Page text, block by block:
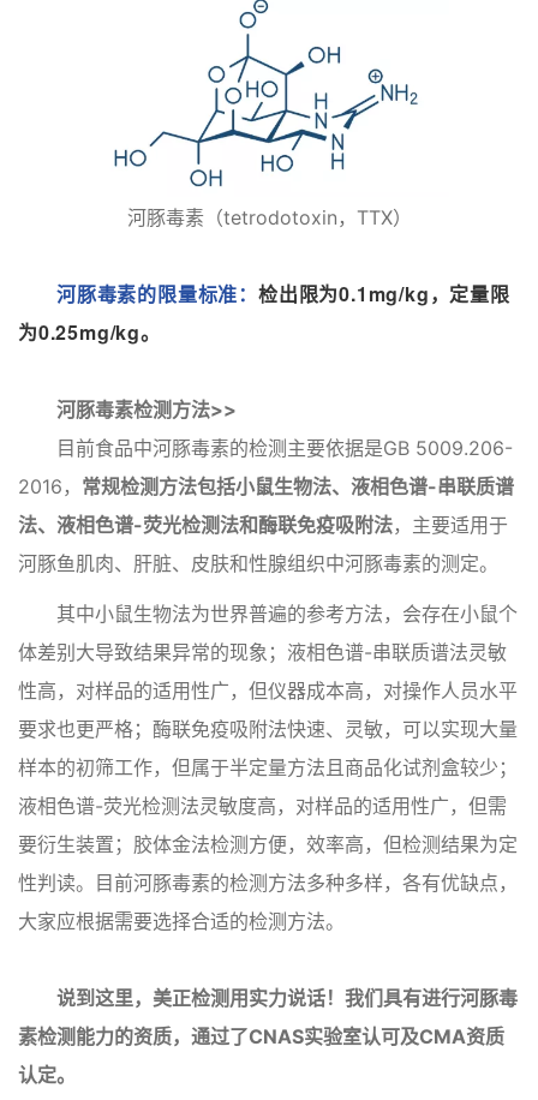
河豚毒素（tetrodotoxin，TTX）
河豚毒素的限量标准：检出限为0.1mg/kg，定量限
为0.25mg/kg。
河豚毒素检测方法>>
目前食品中河豚毒素的检测主要依据是GB 5009.206-
2016， 常规检测方法包括小鼠生物法、液相色谱-串联质谱
法、液相色谱-荧光检测法和酶联免疫吸附法，主要适用于
河豚鱼肌肉、肝脏、皮肤和性腺组织中河豚毒素的测定。
其中小鼠生物法为世界普遍的参考方法，会存在小鼠个
体差别大导致结果异常的现象；液相色谱-串联质谱法灵敏
性高，对样品的适用性广，但仪器成本高，对操作人员水平
要求也更严格；酶联免疫吸附法快速、灵敏，可以实现大量
样本的初筛工作，但属于半定量方法且商品化试剂盒较少；
液相色谱-荧光检测法灵敏度高，对样品的适用性广，但需
要衍生装置；胶体金法检测方便，效率高，但检测结果为定
性判读。目前河豚毒素的检测方法多种多样，各有优缺点，
大家应根据需要选择合适的检测方法。
说到这里，美正检测用实力说话！我们具有进行河豚毒
素检测能力的资质，通过了CNAS实验室认可及CMA资质
认定。